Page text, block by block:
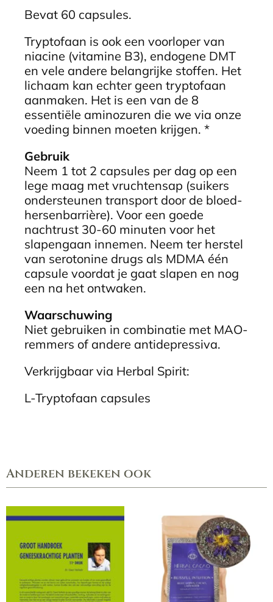
Bevat 60 capsules.
Tryptofaan is ook een voorloper van
niacine (vitamine B3), endogene DMT
en vele andere belangrijke stoffen. Het
lichaam kan echter geen tryptofaan
aanmaken. Het is een van de 8
essentiële aminozuren die we via onze
voeding binnen moeten krijgen. *
Gebruik
Neem 1 tot 2 capsules per dag op een
lege maag met vruchtensap (suikers
ondersteunen transport door de bloed-
hersenbarrière). Voor een goede
nachtrust 30-60 minuten voor het
slapengaan innemen. Neem ter herstel
van serotonine drugs als MDMA één
capsule voordat je gaat slapen en nog
een na het ontwaken.
Waarschuwing
Niet gebruiken in combinatie met MAO-
remmers of andere antidepressiva.
Verkrijgbaar via Herbal Spirit:
L-Tryptofaan capsules
Anderen bekeken ook